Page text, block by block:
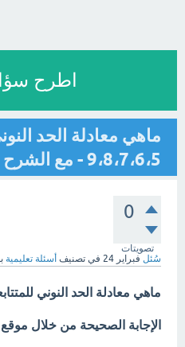
اطرح
ماهي معادلة الحد
9،8،7،6،5 - مع الشرح
0
تصويتات
سُئل فبراير 24 في تصنيف أسئلة تعليمية
ماهي معادلة الحد النوني للمتتابعة
الإجابة الصحيحة من خلال موقع